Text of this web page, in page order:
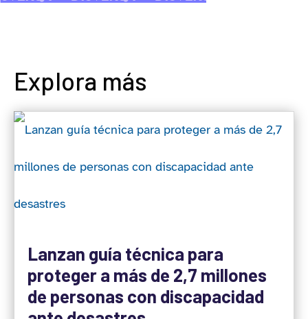
Explora más
Lanzan guía técnica para
proteger a más de 2,7 millones
de personas con discapacidad